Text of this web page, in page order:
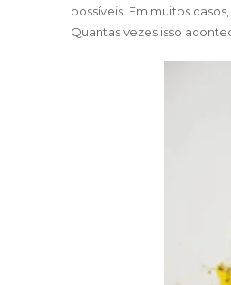
possíveis. Em muitos
Quantas vezes isso